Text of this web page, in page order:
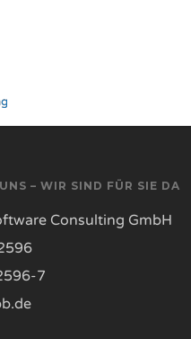
– WIR SIND FÜR SIE DA
Consulting GmbH
7